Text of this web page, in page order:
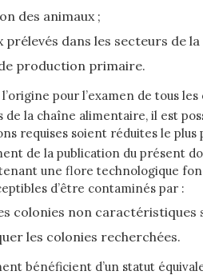
des animaux ;
dans les secteurs de
production primaire.
pour l’examen de tous
la chaîne alimentaire, il est
requises soient réduites le
de la publication du présent
une flore technologique
d’être contaminés par :
colonies non caractéristiques
les colonies recherchées.
bénéficient d’un statut